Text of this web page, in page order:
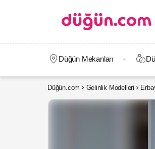
Düğün Mekanları
Düğün.com Gelinlik Modelleri